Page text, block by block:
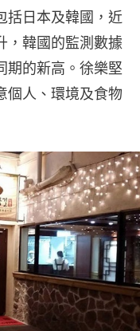
括日本及韓國，近
，韓國的監測數據
期的新高。徐樂堅
個人、環境及食物